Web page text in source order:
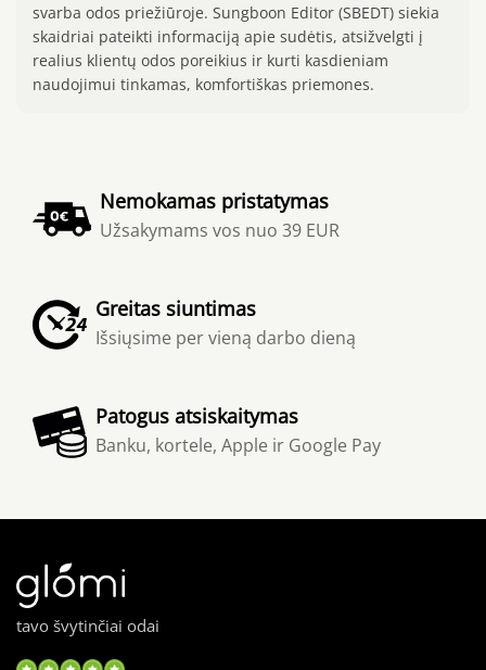
svarba odos priežiūroje. Sungboon Editor (SBEDT) siekia
skaidriai pateikti informaciją apie sudėtis, atsižvelgti į
realius klientų odos poreikius ir kurti kasdieniam
naudojimui tinkamas, komfortiškas priemones.
Nemokamas pristatymas
Užsakymams vos nuo 39 EUR
Greitas siuntimas
Išsiųsime per vieną darbo dieną
Patogus atsiskaitymas
Banku, kortele, Apple ir Google Pay
tavo švytinčiai odai